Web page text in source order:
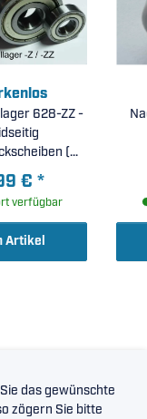
628-ZZ -
(
)
€ *
verfügbar
Artikel
das gewünschte
zögern Sie bitte